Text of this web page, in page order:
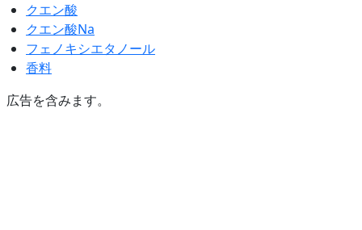
クエン酸
クエン酸Na
フェノキシエタノール
香料
広告を含みます。